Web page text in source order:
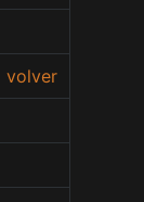
volver